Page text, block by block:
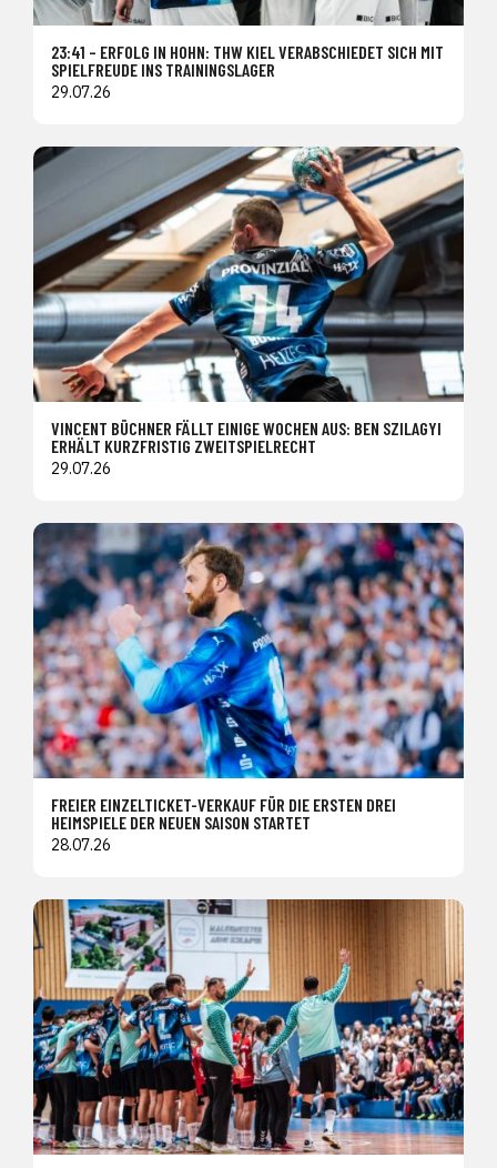
23:41 – ERFOLG IN HOHN: THW KIEL VERABSCHIEDET SICH MIT
SPIELFREUDE INS TRAININGSLAGER
29.07.26
VINCENT BÜCHNER FÄLLT EINIGE WOCHEN AUS: BEN SZILAGYI
ERHÄLT KURZFRISTIG ZWEITSPIELRECHT
29.07.26
FREIER EINZELTICKET-VERKAUF FÜR DIE ERSTEN DREI
HEIMSPIELE DER NEUEN SAISON STARTET
28.07.26